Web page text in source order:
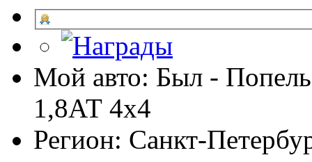
Мой авто: Был -
1,8АТ 4х4
Регион: Санкт-